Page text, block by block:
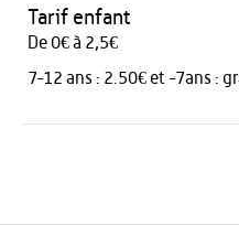
Tarif enfant
De 0€ à 2,5€
7-12 ans : 2.50€ et -7ans :